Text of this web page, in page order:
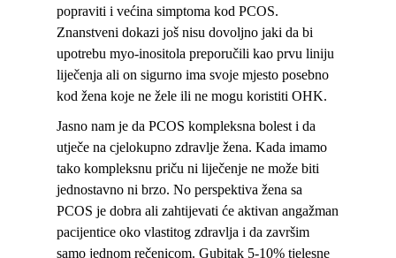
popraviti i većina simptoma kod PCOS.
Znanstveni dokazi još nisu dovoljno jaki da bi
upotrebu myo-inositola preporučili kao prvu liniju
liječenja ali on sigurno ima svoje mjesto posebno
kod žena koje ne žele ili ne mogu koristiti OHK.
Jasno nam je da PCOS kompleksna bolest i da
utječe na cjelokupno zdravlje žena. Kada imamo
tako kompleksnu priču ni liječenje ne može biti
jednostavno ni brzo. No perspektiva žena sa
PCOS je dobra ali zahtijevati će aktivan angažman
pacijentice oko vlastitog zdravlja i da završim
samo jednom rečenicom. Gubitak 5-10% tjelesne